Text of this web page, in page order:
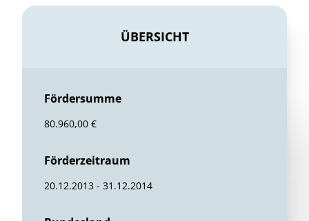
ÜBERSICHT
Fördersumme
80.960,00 €
Förderzeitraum
20.12.2013 - 31.12.2014